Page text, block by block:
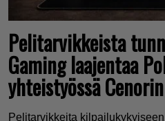
Pelitarvikkeista
Gaming laajentaa
yhteistyössä
Pelitarvikkeita